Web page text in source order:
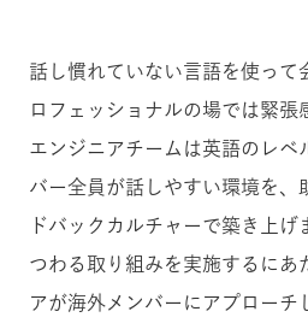
話し慣れていない言語を使って
ロフェッショナルの場では緊張
エンジニアチームは英語のレベ
バー全員が話しやすい環境を、
ドバックカルチャーで築き上げ
つわる取り組みを実施するにあ
アが海外メンバーにアプローチ